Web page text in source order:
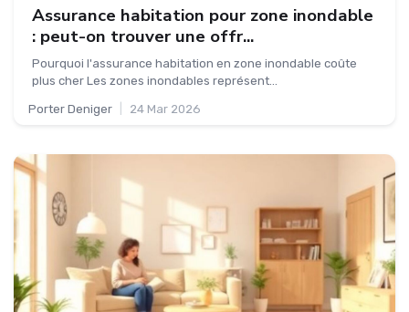
Assurance habitation pour zone inondable
: peut-on trouver une offr...
Pourquoi l'assurance habitation en zone inondable coûte
plus cher Les zones inondables représent...
Porter Deniger 24 Mar 2026